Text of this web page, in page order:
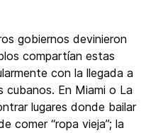
gobiernos devinieron
compartían estas
con la llegada a
En Miami o La
lugares donde bailar
comer “ropa vieja”; la